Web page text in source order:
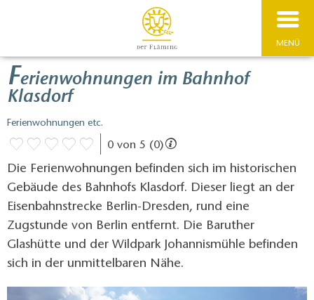
MENÜ
Ferienwohnungen im Bahnhof
Klasdorf
Ferienwohnungen etc.
0 von 5 (0)
Die Ferienwohnungen befinden sich im historischen
Gebäude des Bahnhofs Klasdorf. Dieser liegt an der
Eisenbahnstrecke Berlin-Dresden, rund eine
Zugstunde von Berlin entfernt. Die Baruther
Glashütte und der Wildpark Johannismühle befinden
sich in der unmittelbaren Nähe.